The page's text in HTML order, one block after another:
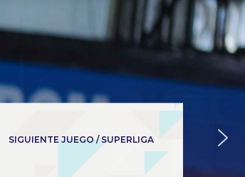
SIGUIENTE JUEGO / SUPERLIGA